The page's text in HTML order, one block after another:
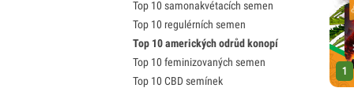
1
Top 10 samonakvétacích semen
Top 10 regulérních semen
Top 10 amerických odrůd konopí
Top 10 feminizovaných semen
Top 10 CBD semínek